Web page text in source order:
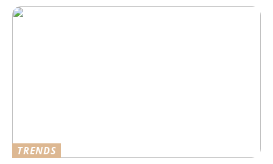
TRENDS